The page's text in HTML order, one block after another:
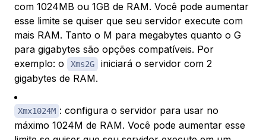
com 1024MB ou 1GB de RAM. Você pode aumentar
esse limite se quiser que seu servidor execute com
mais RAM. Tanto o M para megabytes quanto o G
para gigabytes são opções compatíveis. Por
exemplo: o
Xms2G
iniciará o servidor com 2
gigabytes de RAM.
Xmx1024M : configura o servidor para usar no
máximo 1024M de RAM. Você pode aumentar esse